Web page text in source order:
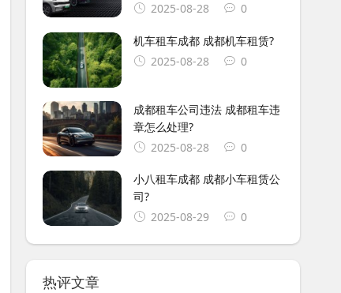
2025-08-28
0
机车租车成都 成都机车租赁?
2025-08-28
0
成都租车公司违法 成都租车违
章怎么处理?
2025-08-28
0
小八租车成都 成都小车租赁公
司?
2025-08-29
0
热评文章